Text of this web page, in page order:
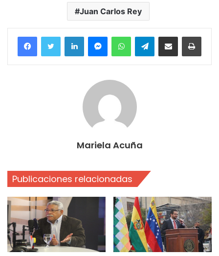
Juan Carlos Rey
FacebookTwitter LinkedInMessengerWhatsAppTelegramCompartir por correo electrónico
Mariela Acuña
Publicaciones relacionadas